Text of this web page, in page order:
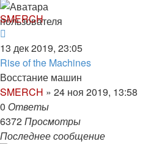
SMERCH
13 дек 2019, 23:05
Rise of the Machines
Восстание машин
SMERCH » 24 ноя 2019, 13:58
0 Ответы
6372Просмотры
Последнее сообщение